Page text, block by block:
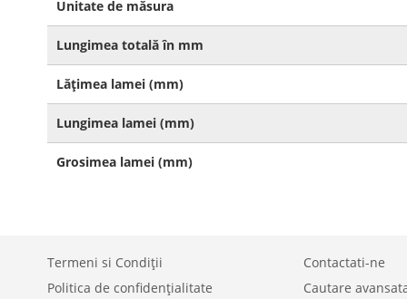
Unitate de măsura
Lungimea totală în mm
Lățimea lamei (mm)
Lungimea lamei (mm)
Grosimea lamei (mm)
Termeni si Condiții
Politica de confidențialitate
Contactati-ne
Cautare